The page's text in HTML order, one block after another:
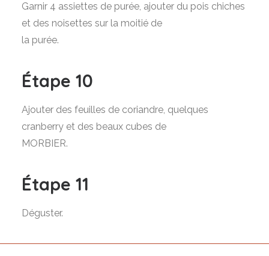
Garnir 4 assiettes de purée, ajouter du pois chiches
et des noisettes sur la moitié de
la purée.
Étape 10
Ajouter des feuilles de coriandre, quelques
cranberry et des beaux cubes de
MORBIER.
Étape 11
Déguster.